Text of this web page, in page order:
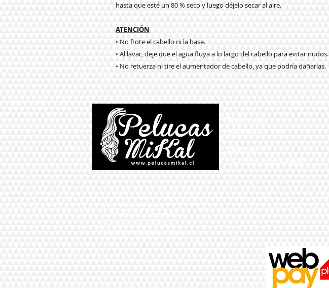
hasta que esté un 80 % seco y luego déjelo secar al aire.
ATENCIÓN
• No frote el cabello ni la base.
• Al lavar, deje que el agua fluya a lo largo del cabello para evitar nudos.
• No retuerza ni tire el aumentador de cabello, ya que podría dañarlas.